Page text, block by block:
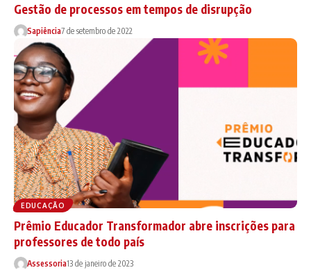
Gestão de processos em tempos de disrupção
Sapiência7 de setembro de 2022
EDUCAÇÃO
Prêmio Educador Transformador abre inscrições para
professores de todo país
Assessoria13 de janeiro de 2023